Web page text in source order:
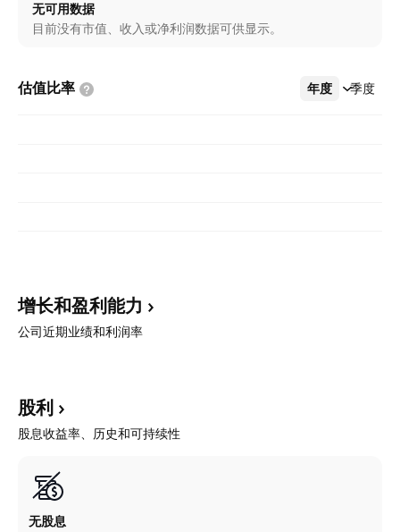
无可用数据
目前没有市值、收入或净利润数据可供显示。
估值比率 年度 季度
更多
增长和盈利能力
公司近期业绩和利润率
股利
股息收益率、历史和可持续性
无股息